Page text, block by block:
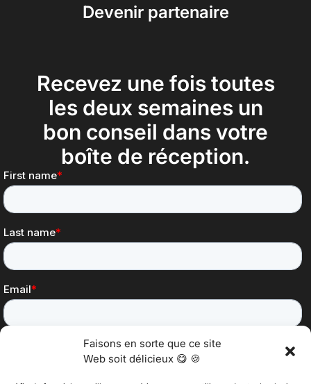
Faisons en sorte que ce site
Web soit délicieux 😋 🍪
Devenir partenaire
Recevez une fois toutes
les deux semaines un
bon conseil dans votre
boîte de réception.